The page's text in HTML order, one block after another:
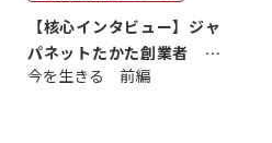
【核心インタビュー】ジャ
パネットたかた創業者 髙
田 明氏
今を生きる 前編